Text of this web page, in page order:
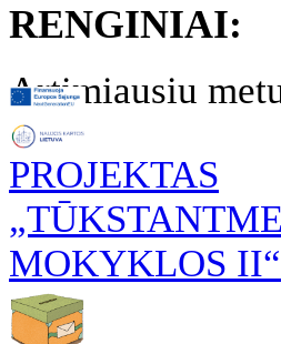
RENGINIAI:
Artimiausiu
PROJEKTAS
MOKYKLOS II“